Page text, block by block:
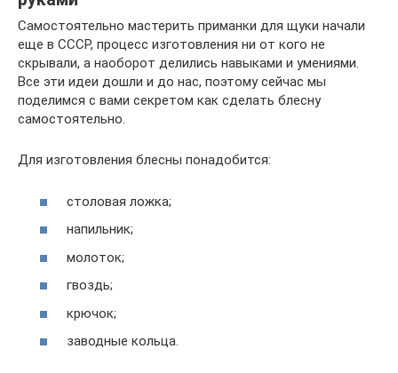
Самостоятельно мастерить приманки для щуки начали
еще в СССР, процесс изготовления ни от кого не
скрывали, а наоборот делились навыками и умениями.
Все эти идеи дошли и до нас, поэтому сейчас мы
поделимся с вами секретом как сделать блесну
самостоятельно.
Для изготовления блесны понадобится:
столовая ложка;
напильник;
молоток;
гвоздь;
крючок;
заводные кольца.